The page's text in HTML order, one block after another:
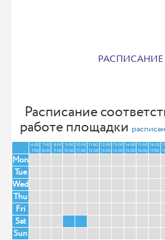
РАСПИСАНИЕ
Расписание
работе площадки
6:00
7:00
7:00
8:00
8:00
9:00
9:00
10:00
10:00
11:00
11:00
12:00
12:00
13:00
13:00
14:00
14:00
15:00
15:00
16:00
16:00
17:00
Mon
Tue
Wed
Thu
Fri
Sat
Sun